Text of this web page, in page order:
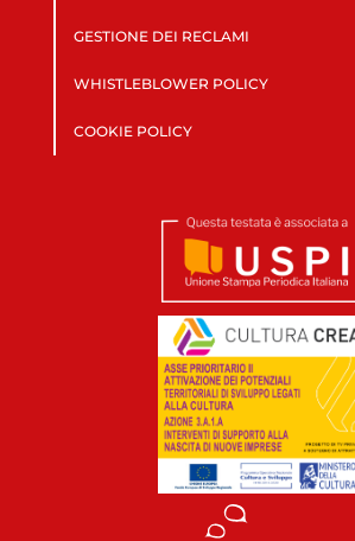
GESTIONE DEI RECLAMI
WHISTLEBLOWER POLICY
COOKIE POLICY